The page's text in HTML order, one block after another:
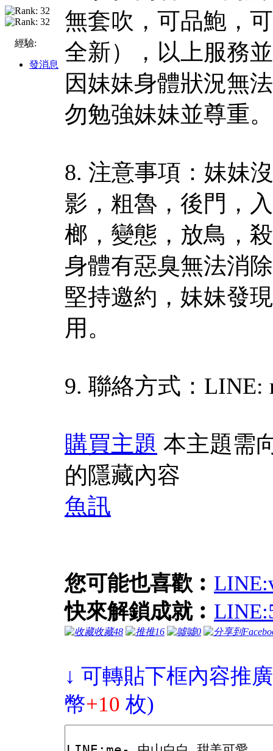
經驗:
發消息
無套吹，可品鮑，
全新），以上服務
因妹妹身體狀況無
勿勉強妹妹並尊重。
8. 注意事項：妹妹
影，粗魯，後門，
榔，變態，放鳥，
身體有惡臭無法消
堅持邀約，妹妹發
用。
9. 聯絡方式：
購買主題 本主題需
的隱藏內容
魚訊
您可能也喜歡︰
快來解鎖成就︰
收藏48 推16 噓0
↓ 可轉貼下框內容推
幣+10 枚)